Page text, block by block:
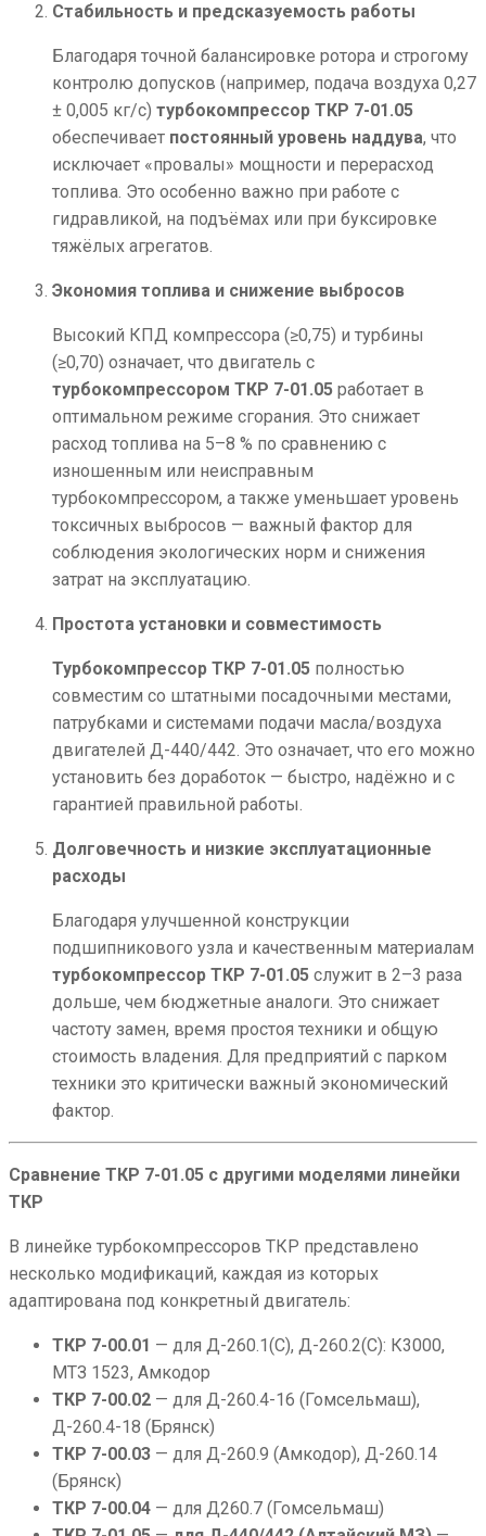
Стабильность и предсказуемость работы
Благодаря точной балансировке ротора и строгому
контролю допусков (например, подача воздуха 0,27
± 0,005 кг/с) турбокомпрессор ТКР 7-01.05
обеспечивает постоянный уровень наддува, что
исключает «провалы» мощности и перерасход
топлива. Это особенно важно при работе с
гидравликой, на подъёмах или при буксировке
тяжёлых агрегатов.
Экономия топлива и снижение выбросов
Высокий КПД компрессора (≥0,75) и турбины
(≥0,70) означает, что двигатель с
турбокомпрессором ТКР 7-01.05 работает в
оптимальном режиме сгорания. Это снижает
расход топлива на 5–8 % по сравнению с
изношенным или неисправным
турбокомпрессором, а также уменьшает уровень
токсичных выбросов — важный фактор для
соблюдения экологических норм и снижения
затрат на эксплуатацию.
Простота установки и совместимость
Турбокомпрессор ТКР 7-01.05 полностью
совместим со штатными посадочными местами,
патрубками и системами подачи масла/воздуха
двигателей Д-440/442. Это означает, что его можно
установить без доработок — быстро, надёжно и с
гарантией правильной работы.
Долговечность и низкие эксплуатационные
расходы
Благодаря улучшенной конструкции
подшипникового узла и качественным материалам
турбокомпрессор ТКР 7-01.05 служит в 2–3 раза
дольше, чем бюджетные аналоги. Это снижает
частоту замен, время простоя техники и общую
стоимость владения. Для предприятий с парком
техники это критически важный экономический
фактор.
Сравнение ТКР 7-01.05 с другими моделями линейки
ТКР
В линейке турбокомпрессоров ТКР представлено
несколько модификаций, каждая из которых
адаптирована под конкретный двигатель:
ТКР 7-00.01 — для Д-260.1(С), Д-260.2(С): К3000,
МТЗ 1523, Амкодор
ТКР 7-00.02 — для Д-260.4-16 (Гомсельмаш),
Д-260.4-18 (Брянск)
ТКР 7-00.03 — для Д-260.9 (Амкодор), Д-260.14
(Брянск)
ТКР 7-00.04 — для Д260.7 (Гомсельмаш)